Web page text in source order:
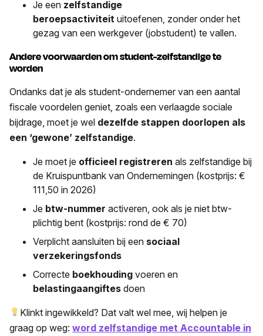
Je een zelfstandige
beroepsactiviteit uitoefenen, zonder onder het
gezag van een werkgever (jobstudent) te vallen.
Andere voorwaarden om student-zelfstandige te
worden
Ondanks dat je als student-ondernemer van een aantal
fiscale voordelen geniet, zoals een verlaagde sociale
bijdrage, moet je wel dezelfde stappen doorlopen als
een ‘gewone’ zelfstandige.
Je moet je officieel registreren als zelfstandige bij
de Kruispuntbank van Ondernemingen (kostprijs: €
111,50 in 2026)
Je btw-nummer activeren, ook als je niet btw-
plichtig bent (kostprijs: rond de € 70)
Verplicht aansluiten bij een sociaal
verzekeringsfonds
Correcte boekhouding voeren en
belastingaangiftes doen
Klinkt ingewikkeld? Dat valt wel mee, wij helpen je
graag op weg: word zelfstandige met Accountable in